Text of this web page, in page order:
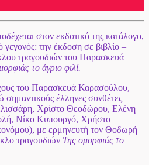
στον εκδοτικό της κατάλογο,
την έκδοση σε βιβλίο –
τραγουδιών του Παρασκευά
το άγριο φιλί.
του Παρασκευά Καρασούλου,
έλληνες συνθέτες
Χρίστο Θεοδώρου, Ελένη
Νίκο Κυπουργό, Χρήστο
, με ερμηνευτή τον Θοδωρή
τραγουδιών Της ομορφιάς το